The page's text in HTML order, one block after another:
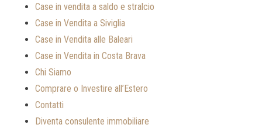
Case in vendita a saldo e stralcio
Case in Vendita a Siviglia
Case in Vendita alle Baleari
Case in Vendita in Costa Brava
Chi Siamo
Comprare o Investire all’Estero
Contatti
Diventa consulente immobiliare